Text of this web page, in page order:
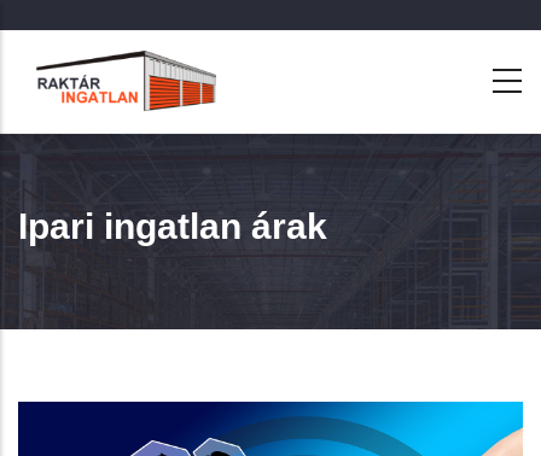
tartalomra
Ipari ingatlan árak